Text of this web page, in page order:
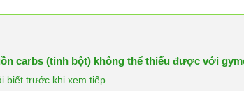
carbs (tinh bột) không thể thiếu được với
biết trước khi xem tiếp